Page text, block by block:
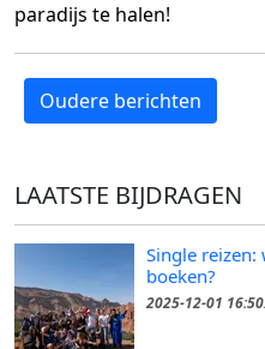
paradijs te halen!
Oudere berichten
LAATSTE BIJDRAGEN
Single reizen:
boeken?
2025-12-01